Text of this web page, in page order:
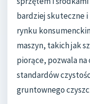
bardziej skuteczne
rynku
maszyn, takich jak
piorące, pozwala na
standardów
gruntownego